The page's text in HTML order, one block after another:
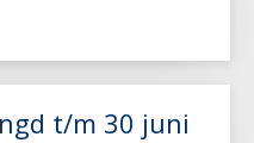
t/m 30 juni